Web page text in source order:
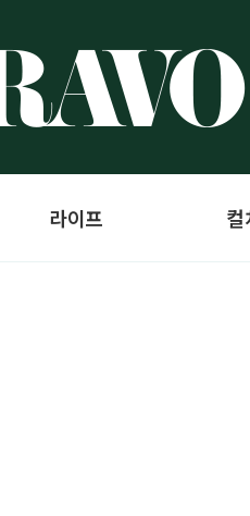
라이프 컬